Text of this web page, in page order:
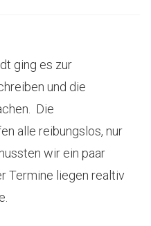
ging es zur
und die
Die
alle reibungslos, nur
wir ein paar
Termine liegen realtiv